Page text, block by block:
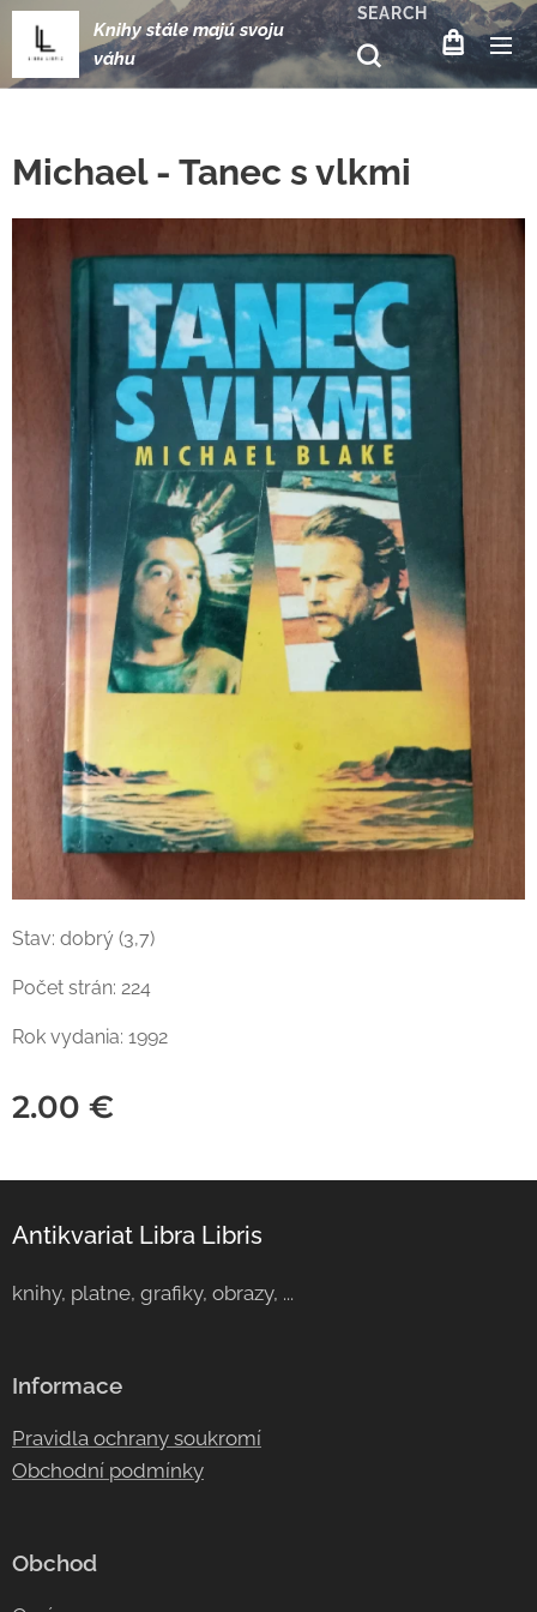
Knihy stále majú svoju
váhu
SEARCH
Michael - Tanec s vlkmi
Stav: dobrý (3,7)
Počet strán: 224
Rok vydania: 1992
2.00 €
Antikvariat Libra Libris
knihy, platne, grafiky, obrazy, ...
Informace
Pravidla ochrany soukromí
Obchodní podmínky
Obchod